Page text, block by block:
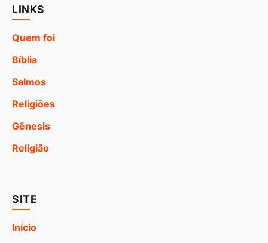
LINKS
Quem foi
Bíblia
Salmos
Religiões
Gênesis
Religião
SITE
Início